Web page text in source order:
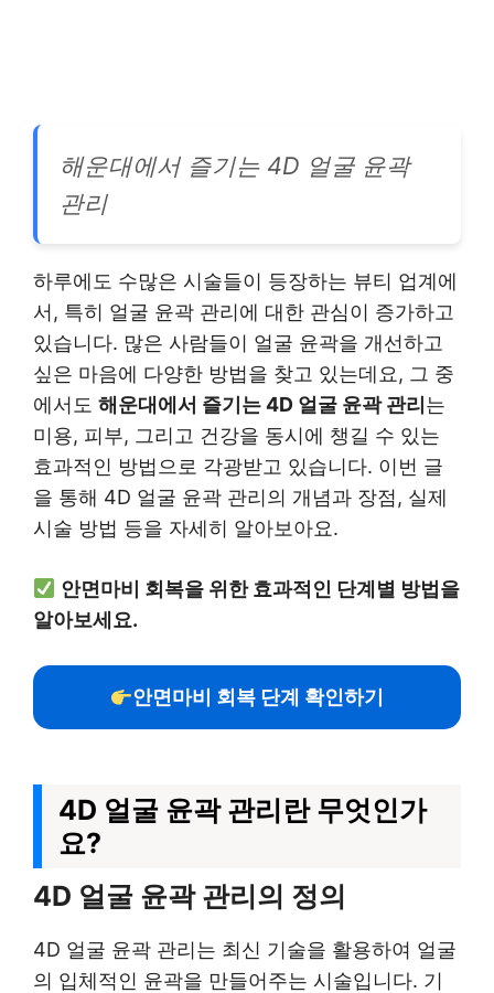
해운대에서 즐기는 4D 얼굴 윤곽
관리
하루에도 수많은 시술들이 등장하는 뷰티 업계에
서, 특히 얼굴 윤곽 관리에 대한 관심이 증가하고
있습니다. 많은 사람들이 얼굴 윤곽을 개선하고
싶은 마음에 다양한 방법을 찾고 있는데요, 그 중
에서도 해운대에서 즐기는 4D 얼굴 윤곽 관리 는
미용, 피부, 그리고 건강을 동시에 챙길 수 있는
효과적인 방법으로 각광받고 있습니다. 이번 글
을 통해 4D 얼굴 윤곽 관리의 개념과 장점, 실제
시술 방법 등을 자세히 알아보아요.
안면마비 회복을 위한 효과적인 단계별 방법을
알아보세요.
안면마비 회복 단계 확인하기
4D 얼굴 윤곽 관리란 무엇인가
요?
4D 얼굴 윤곽 관리의 정의
4D 얼굴 윤곽 관리는 최신 기술을 활용하여 얼굴
의 입체적인 윤곽을 만들어주는 시술입니다. 기